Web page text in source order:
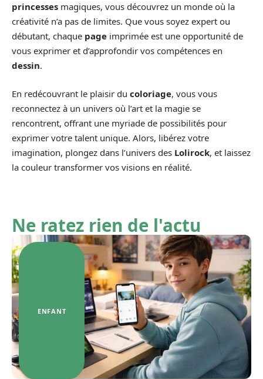
princesses magiques, vous découvrez un monde où la
créativité n’a pas de limites. Que vous soyez expert ou
débutant, chaque page imprimée est une opportunité de
vous exprimer et d’approfondir vos compétences en
dessin.
En redécouvrant le plaisir du coloriage, vous vous
reconnectez à un univers où l’art et la magie se
rencontrent, offrant une myriade de possibilités pour
exprimer votre talent unique. Alors, libérez votre
imagination, plongez dans l’univers des Lolirock, et laissez
la couleur transformer vos visions en réalité.
Ne ratez rien de l'actu
ENFANT